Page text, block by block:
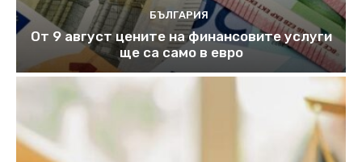
БЪЛГАРИЯ
От 9 август цените на финансовите услуги
ще са само в евро